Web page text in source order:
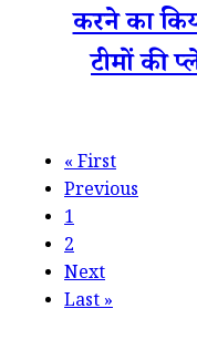
करने का
टीमों की
«First
Previous
1
2
Next
Last»